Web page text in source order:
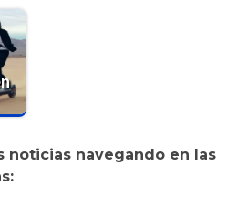
noticias navegando en las